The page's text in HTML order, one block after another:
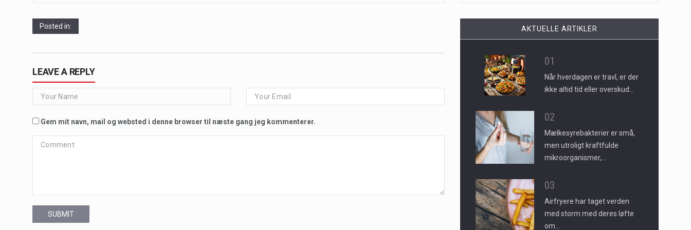
Posted in:
LEAVE A REPLY
Gem mit navn, mail og websted i denne browser til næste gang jeg kommenterer.
SUBMIT
AKTUELLE ARTIKLER
01
Når hverdagen er travl, er der
ikke altid tid eller overskud…
02
Mælkesyrebakterier er små,
men utroligt kraftfulde
mikroorganismer,…
03
Airfryere har taget verden
med storm med deres løfte
om…